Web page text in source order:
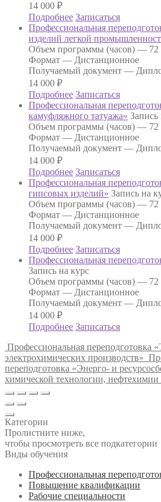
14 000 ₽
Подробнее Записаться
Профессиональная
изделий легкой
Объем программы (часов) — 72
Формат — Дистанционное
Получаемый документ —
14 000 ₽
Подробнее Записаться
Профессиональная
камуфляжного татуажа» Запись
Объем программы (часов) — 72
Формат — Дистанционное
Получаемый документ —
14 000 ₽
Подробнее Записаться
Профессиональная
гипсовых изделий» Запись на
Объем программы (часов) — 72
Формат — Дистанционное
Получаемый документ —
14 000 ₽
Подробнее Записаться
Профессиональная
Запись на курс
Объем программы (часов) — 72
Формат — Дистанционное
Получаемый документ —
14 000 ₽
Подробнее Записаться
Профессиональная переподготовка
электрохимических производств»
переподготовка «Энерго- и
химической технологии, нефтехимии
Категории
Пролистните ниже,
чтобы просмотреть все подкатегории
Виды обучения
Профессиональная
Повышение квалификации
Рабочие специальности